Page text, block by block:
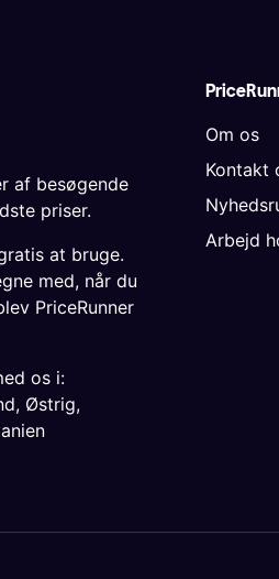
Om os
Kontakt
Arbejd
af besøgende
priser.
at bruge.
med, når du
PriceRunner
os i:
, Østrig,